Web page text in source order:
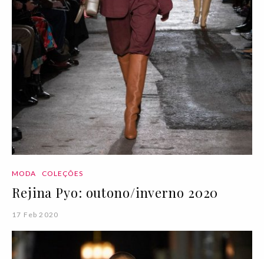
MODA COLEÇÕES
Rejina Pyo: outono/inverno 2020
17 Feb 2020